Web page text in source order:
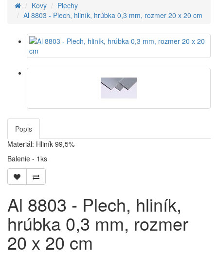
Kovy
Plechy
Al 8803 - Plech, hliník, hrúbka 0,3 mm, rozmer 20 x 20 cm
Popis
Materiál: Hliník 99,5%
Balenie - 1ks
Al 8803 - Plech, hliník,
hrúbka 0,3 mm, rozmer
20 x 20 cm